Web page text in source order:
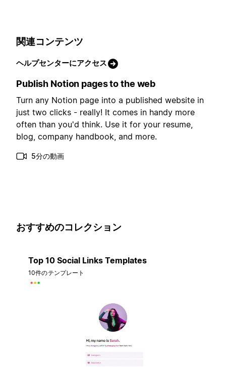
関連コンテンツ
ヘルプセンターにアクセス
Publish Notion pages to the web
Turn any Notion page into a published website in
just two clicks - really! It comes in handy more
often than you'd think. Use it for your resume,
blog, company handbook, and more.
5分の動画
おすすめのコレクション
Top 10 Social Links Templates
10件のテンプレート